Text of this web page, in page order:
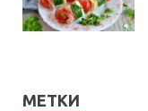
МЕТКИ